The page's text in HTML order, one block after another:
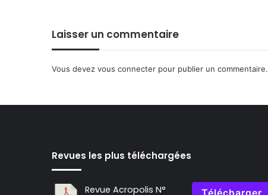
Laisser un commentaire
Vous devez vous connecter pour publier un commentaire.
Revues les plus téléchargées
Revue Acropolis N°
Télécharger